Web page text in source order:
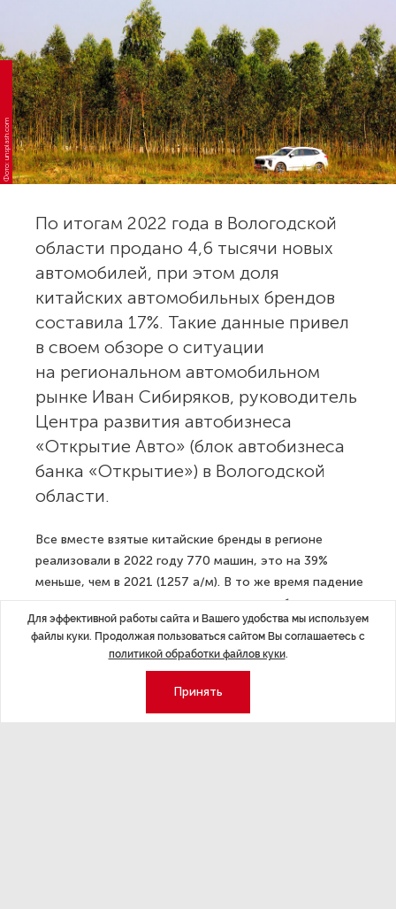
Фото: unsplash.com
По итогам 2022 года в Вологодской
области продано 4,6 тысячи новых
автомобилей, при этом доля
китайских автомобильных брендов
составила 17%. Такие данные привел
в своем обзоре о ситуации
на региональном автомобильном
рынке Иван Сибиряков, руководитель
Центра развития автобизнеса
«Открытие Авто» (блок автобизнеса
банка «Открытие») в Вологодской
области.
Все вместе взятые китайские бренды в регионе
реализовали в 2022 году 770 машин, это на 39%
меньше, чем в 2021 (1257 а/м). В то же время падение
локального рынка оказалось не столь глубоким, как
на общефедеральном уровне (-59%). При этом доля
«чайна-марок» на авторынке региона увеличилась
не изменилась с прошлого года — это по-прежнему
Для эффективной работы сайта и Вашего удобства мы используем
файлы куки. Продолжая пользоваться сайтом Вы соглашаетесь с
политикой обработки файлов куки.
Принять